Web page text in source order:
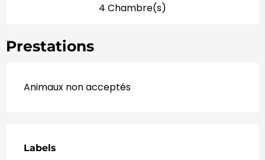
4 Chambre(s)
Prestations
Animaux non acceptés
Labels
Labels